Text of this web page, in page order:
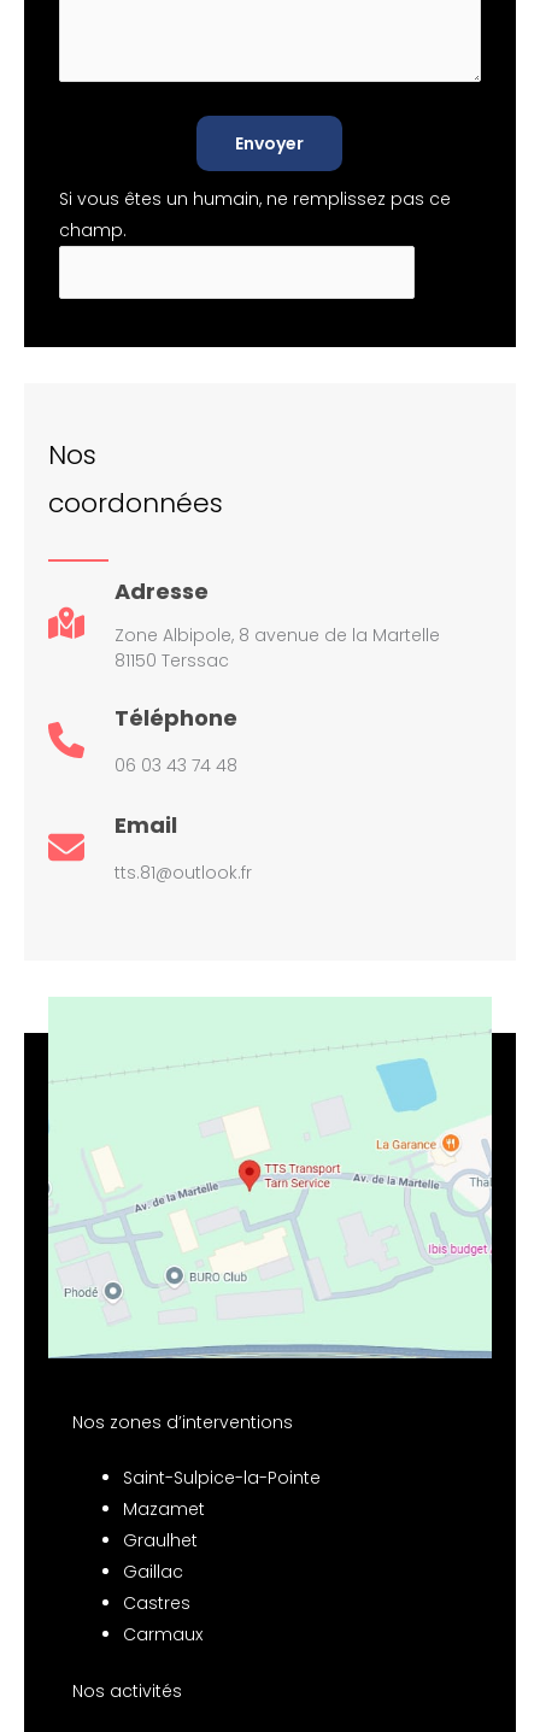
Envoyer
Si vous êtes un humain, ne remplissez pas ce
champ.
Nos
coordonnées
Adresse
Zone Albipole, 8 avenue de la Martelle
81150 Terssac
Téléphone
06 03 43 74 48
Email
tts.81@outlook.fr
Nos zones d’interventions
Saint-Sulpice-la-Pointe
Mazamet
Graulhet
Gaillac
Castres
Carmaux
Nos activités